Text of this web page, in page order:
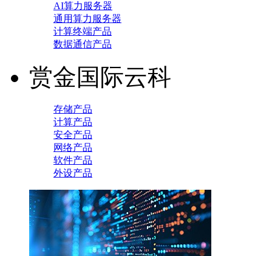
AI算力服务器
通用算力服务器
计算终端产品
数据通信产品
赏金国际云科
存储产品
计算产品
安全产品
网络产品
软件产品
外设产品